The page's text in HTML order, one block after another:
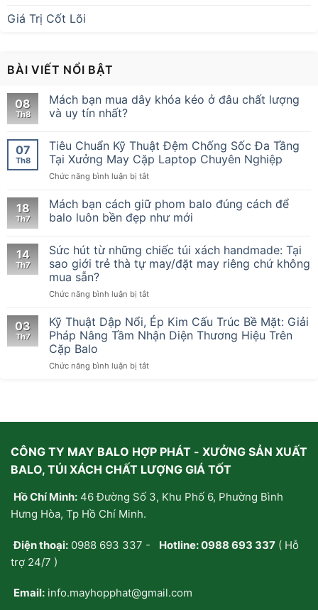
Giá Trị Cốt Lõi
BÀI VIẾT NỔI BẬT
08
Th8
Mách bạn mua dây khóa kéo ở đâu chất lượng
và uy tín nhất?
07
Th8
Tiêu Chuẩn Kỹ Thuật Đệm Chống Sốc Đa Tầng
Tại Xưởng May Cặp Laptop Chuyên Nghiệp
Chức năng bình luận bị tắtở
Chuẩn
Kỹ
Thuật
Chống
Sốc
Tại
May
Cặp
Laptop
Nghiệp
18
Th7
Mách bạn cách giữ phom balo đúng cách để
balo luôn bền đẹp như mới
14
Th7
Sức hút từ những chiếc túi xách handmade: Tại
sao giới trẻ thà tự may/đặt may riêng chứ không
mua sẵn?
Chức năng bình luận bị tắtở
hút
từ
những
túi
thà
may/
may
mua
03
Th7
Kỹ Thuật Dập Nổi, Ép Kim Cấu Trúc Bề Mặt: Giải
Pháp Nâng Tầm Nhận Diện Thương Hiệu Trên
Cặp Balo
Chức năng bình luận bị tắtở
Cấu
Bề
Giải
Nhận
Trên
CÔNG TY MAY BALO HỢP PHÁT - XƯỞNG SẢN XUẤT
BALO, TÚI XÁCH CHẤT LƯỢNG GIÁ TỐT
Hồ Chí Minh: 46 Đường Số 3, Khu Phố 6, Phường Bình
Hưng Hòa, Tp Hồ Chí Minh.
Điện thoại: 0988 693 337 - Hotline:0988 693 337 ( Hỗ
trợ 24/7 )
Email: info.mayhopphat@gmail.com